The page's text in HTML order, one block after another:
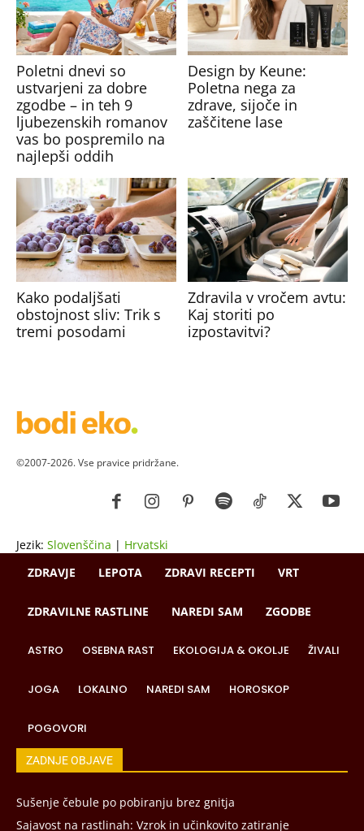
Poletni dnevi so
ustvarjeni za dobre
zgodbe – in teh 9
ljubezenskih romanov
vas bo pospremilo na
najlepši oddih
Design by Keune:
Poletna nega za
zdrave, sijoče in
zaščitene lase
Kako podaljšati
obstojnost sliv: Trik s
tremi posodami
Zdravila v vročem avtu:
Kaj storiti po
izpostavitvi?
©2007-2026. Vse pravice pridržane.
Jezik: Slovenščina | Hrvatski
ZDRAVJE
LEPOTA ZDRAVI RECEPTI VRT
ZDRAVILNE RASTLINE NAREDI SAM ZGODBE
ASTRO OSEBNA RAST EKOLOGIJA & OKOLJE ŽIVALI
JOGA LOKALNO NAREDI SAM HOROSKOP
POGOVORI
ZADNJE OBJAVE
Sušenje čebule po pobiranju brez gnitja
Sajavost na rastlinah: Vzrok in učinkovito zatiranje